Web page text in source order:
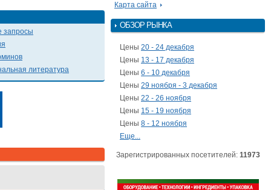
запросы
литература
Карта сайта
ОБЗОР РЫНКА
Цены 20 - 24 декабря
Цены 13 - 17 декабря
Цены 6 - 10 декабря
Цены 29 ноября - 3 декабря
Цены 22 - 26 ноября
Цены 15 - 19 ноября
Цены 8 - 12 ноября
Еще...
Зарегистрированных посетителей: 11973